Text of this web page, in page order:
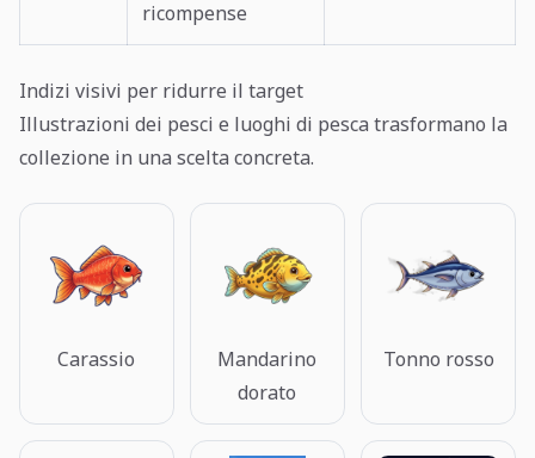
ricompense
Indizi visivi per ridurre il target
Illustrazioni dei pesci e luoghi di pesca trasformano la
collezione in una scelta concreta.
Carassio
Mandarino
dorato
Tonno rosso